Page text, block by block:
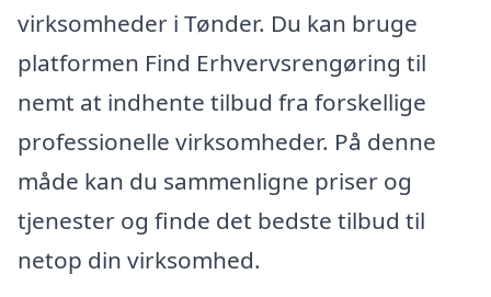
virksomheder i Tønder. Du kan bruge
platformen Find Erhvervsrengøring til
nemt at indhente tilbud fra forskellige
professionelle virksomheder. På denne
måde kan du sammenligne priser og
tjenester og finde det bedste tilbud til
netop din virksomhed.